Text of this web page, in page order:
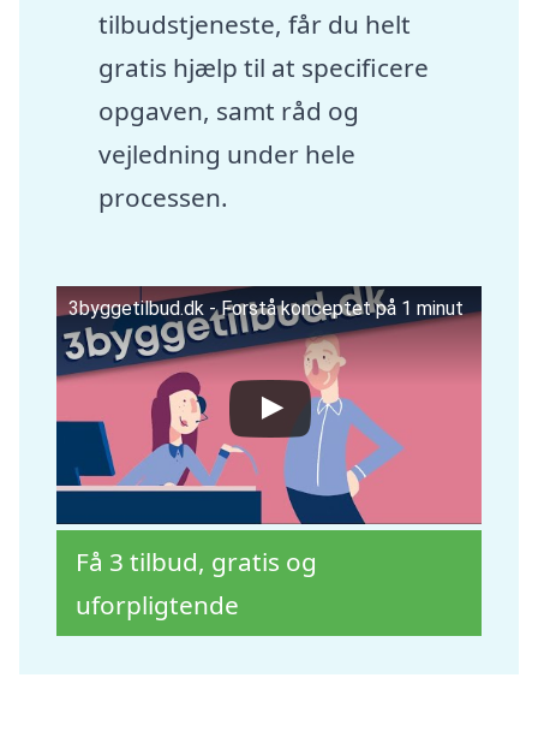
tilbudstjeneste, får du helt
gratis hjælp til at specificere
opgaven, samt råd og
vejledning under hele
processen.
3byggetilbud.dk - Forstå konceptet på 1 minut
Få 3 tilbud, gratis og
uforpligtende